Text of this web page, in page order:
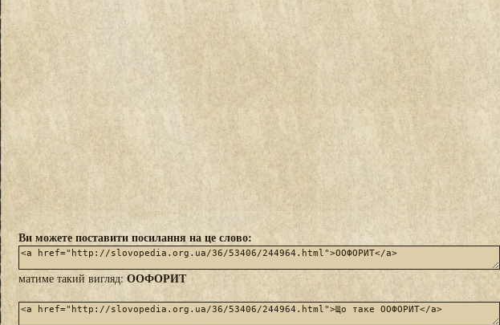
Ви можете поставити посилання на це слово:
матиме такий вигляд: ООФОРИТ